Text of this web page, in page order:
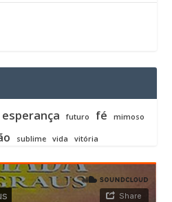
esperança futuro fé mimoso
sublime vida vitória